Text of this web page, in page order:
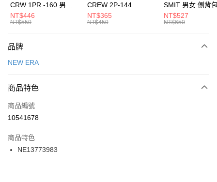
元大商業銀行
台灣樂天信用卡公司
全盈+PAY
AFTEE先享後付
【關於「AFTEE先享後付」】
便利好安心！
３．安心：先確認商品／服務後，再付款。
【「AFTEE先享後付」結帳流程】
１．於結帳方式選擇「AFTEE先享後付」後，將跳轉至「AFTEE先享後付」
２．訂單成立數日內，您將收到繳費通知簡訊。
３．收到繳費通知簡訊後14天內，點擊此簡訊中的連結，可透過四大超商／
ATM／網路銀行／等多元方式進行付款，方視為交易完成。
運送方式
每筆NT$100，滿NT$1,500(含以上)免運費
宅配
每筆NT$100，滿NT$1,500(含以上)免運費
付款後門市自取
每筆NT$100，滿NT$1,500(含以上)免運費
CRW 1PR -160 男女
中統襪 FZ3393100
NT$446
NT$550
CREW 2P-144
EMBRDY 男女 短統襪
FZ3073133
NT$365
NT$450
SMIT 男女 側背
BA5871010
NT$527
NT$650
品牌
NEW ERA
商品特色
商品編號
10541678
商品特色
NE13773983